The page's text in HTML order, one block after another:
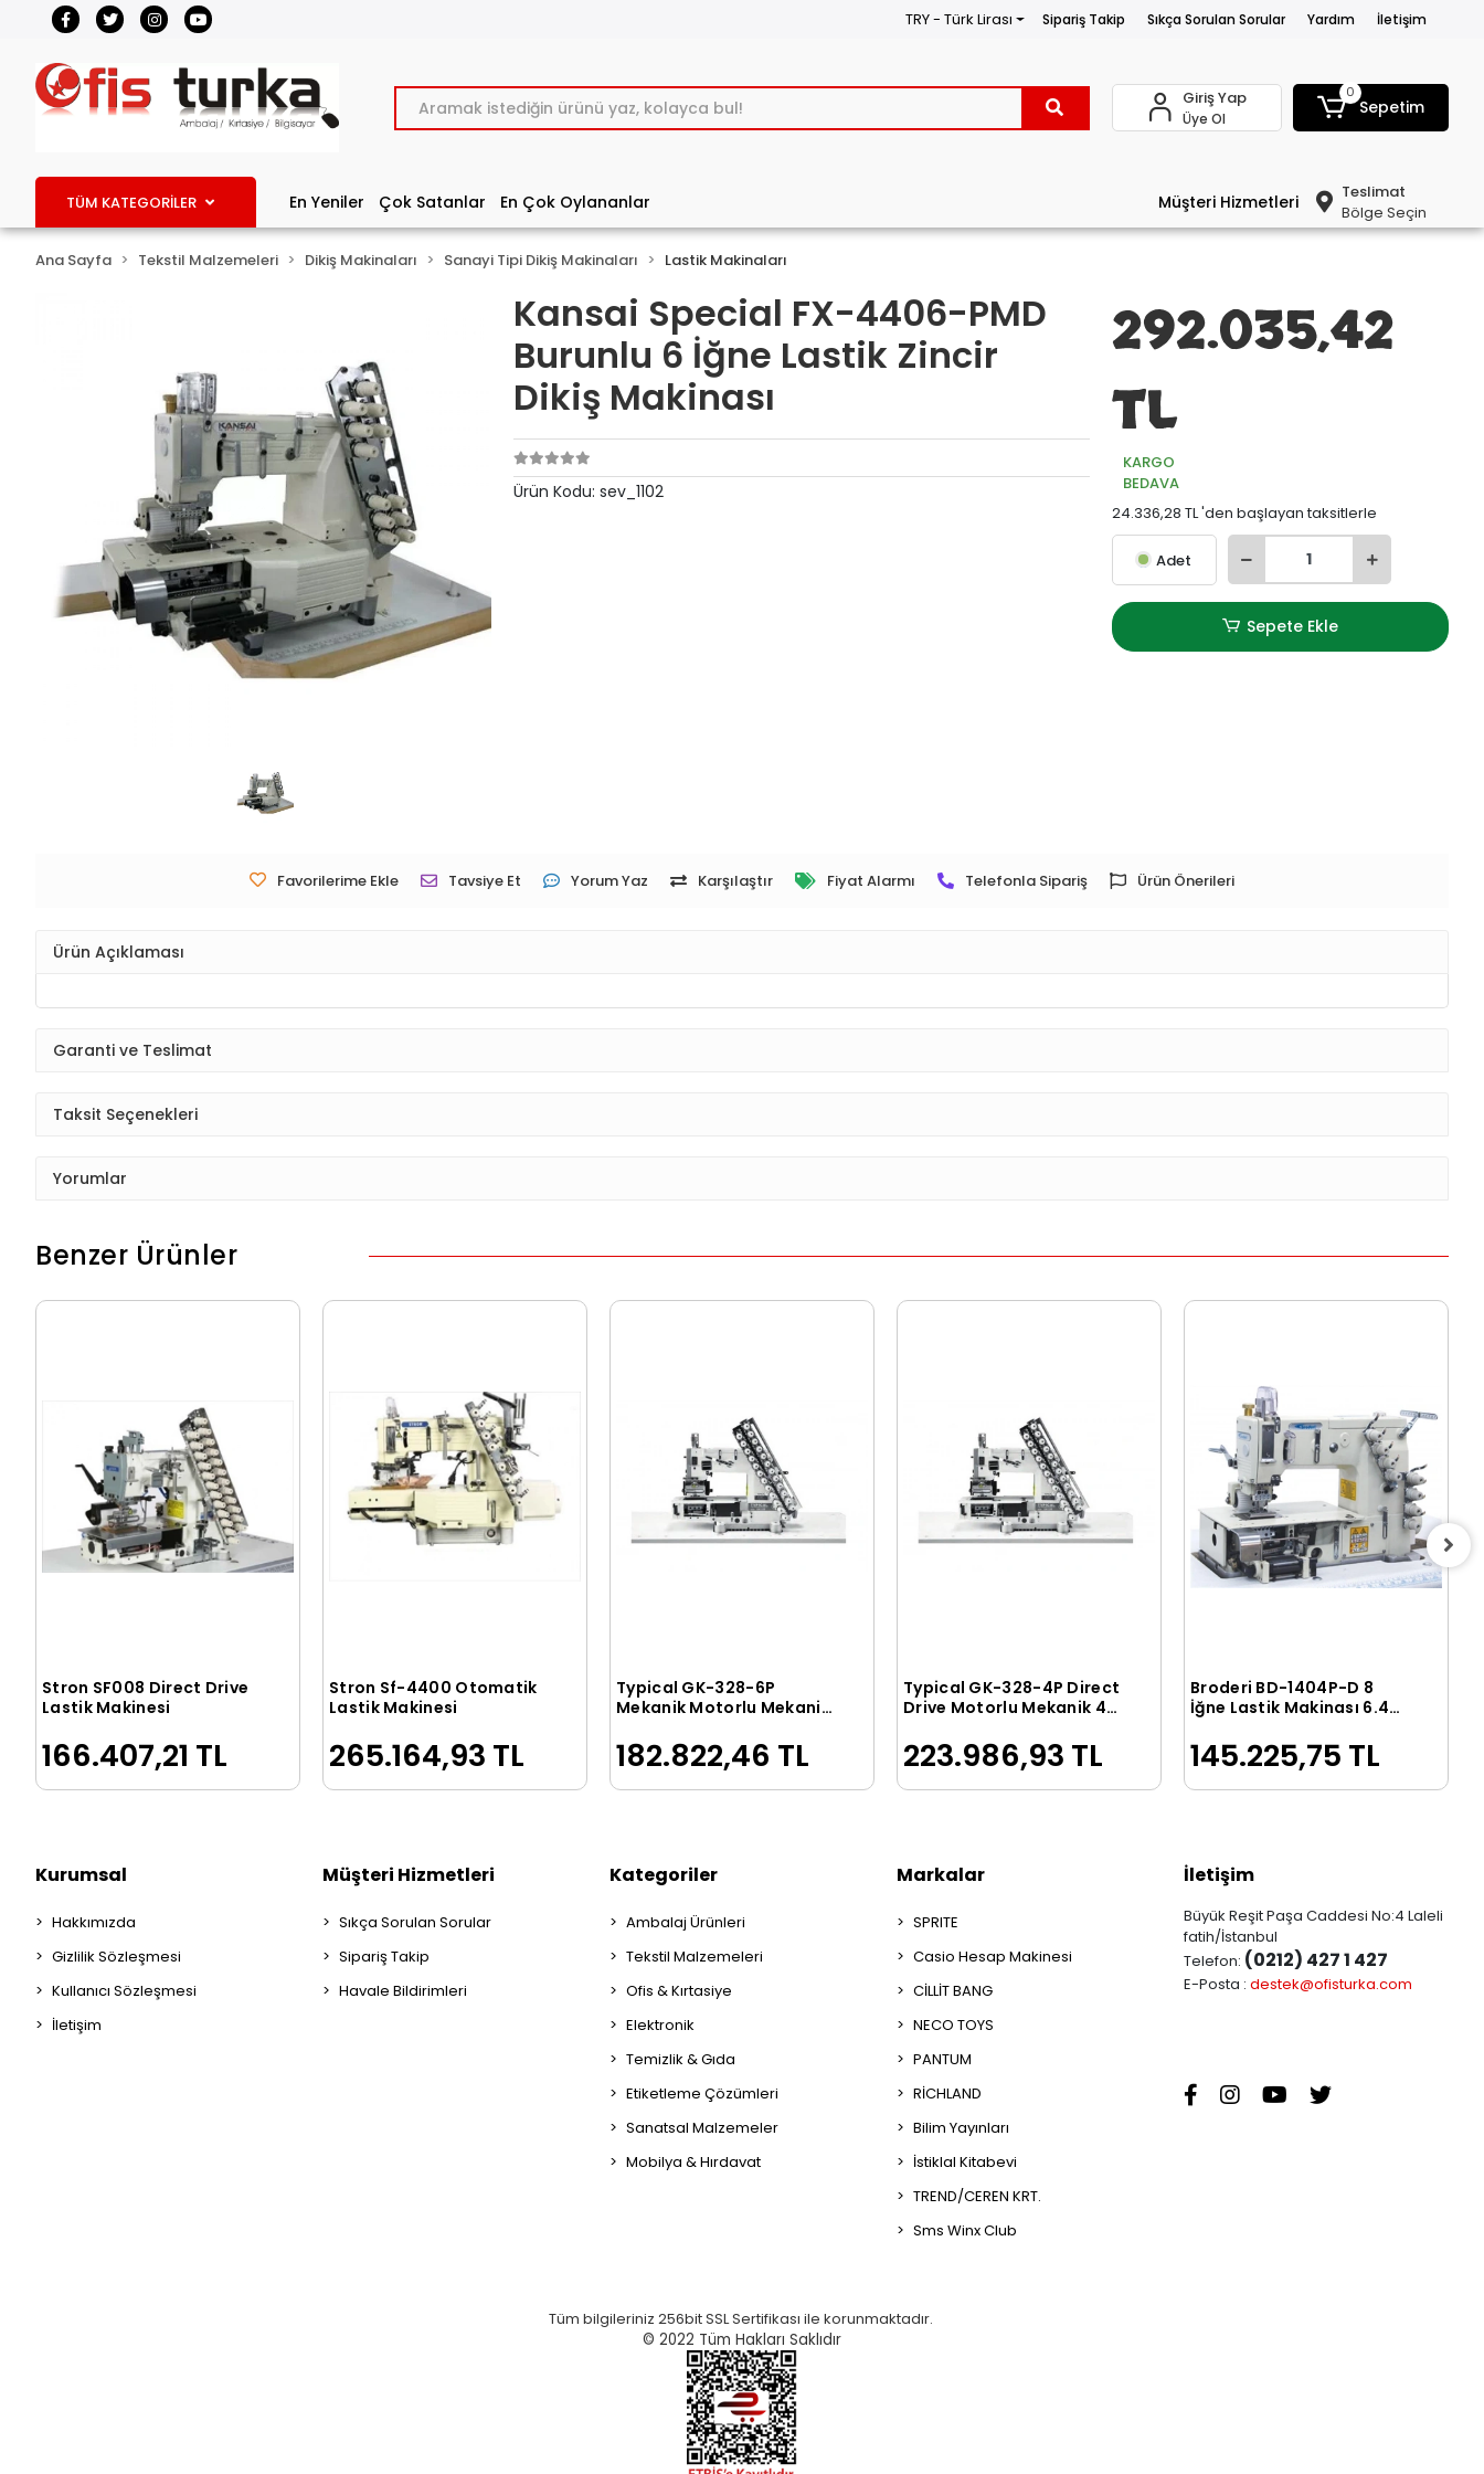
TRY - Türk Lirası Sipariş Takip Sıkça Sorulan Sorular Yardım İletişim
Giriş Yap
Üye Ol
0
Sepetim
TÜM KATEGORİLER En Yeniler Çok Satanlar En Çok Oylananlar Müşteri Hizmetleri
Teslimat
Bölge Seçin
Ana Sayfa Tekstil Malzemeleri Dikiş Makinaları Sanayi Tipi Dikiş Makinaları Lastik Makinaları
Kansai Special FX-4406-PMD
Burunlu 6 İğne Lastik Zincir
Dikiş Makinası
Ürün Kodu:sev_1102
292.035,42
TL
KARGO
BEDAVA
24.336,28 TL 'den başlayan taksitlerle
Adet
Sepete Ekle
Favorilerime Ekle Tavsiye Et Yorum Yaz Karşılaştır Fiyat Alarmı Telefonla Sipariş Ürün Önerileri
Ürün Açıklaması
Garanti ve Teslimat
Taksit Seçenekleri
Yorumlar
Benzer Ürünler
Sepete Ekle
Stron SF008 Direct Drive
Lastik Makinesi
166.407,21 TL
Sepete Ekle
Stron Sf-4400 Otomatik
Lastik Makinesi
265.164,93 TL
Sepete Ekle
Typical GK-328-6P
Mekanik Motorlu Mekanik
Lastik Makinesi
182.822,46 TL
Sepete Ekle
Typical GK-328-4P Direct
Drive Motorlu Mekanik 4
Lastik Makinesi
223.986,93 TL
Sepete Ekle
Broderi BD-1404P-D 8
İğne Lastik Makinası 6.4
Opsiyonel)
145.225,75 TL
Kurumsal
Hakkımızda
Gizlilik Sözleşmesi
Kullanıcı Sözleşmesi
İletişim
Müşteri Hizmetleri
Sıkça Sorulan Sorular
Sipariş Takip
Havale Bildirimleri
Kategoriler
Ambalaj Ürünleri
Tekstil Malzemeleri
Ofis & Kırtasiye
Elektronik
Temizlik & Gıda
Etiketleme Çözümleri
Sanatsal Malzemeler
Mobilya & Hırdavat
Markalar
SPRITE
Casio Hesap Makinesi
CİLLİT BANG
NECO TOYS
PANTUM
RİCHLAND
Bilim Yayınları
İstiklal Kitabevi
TREND/CEREN KRT.
Sms Winx Club
İletişim
Büyük Reşit Paşa Caddesi No:4 Laleli
fatih/İstanbul
Telefon: (0212) 427 1 427
E-Posta : destek@ofisturka.com
Tüm bilgileriniz 256bit SSL Sertifikası ile korunmaktadır.
© 2022 Tüm Hakları Saklıdır